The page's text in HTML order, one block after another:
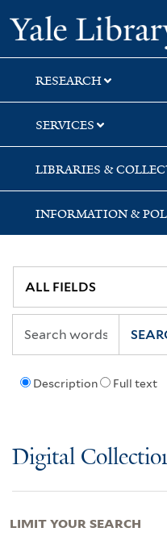
Skip
to
search
Skip
to
main
content
Skip
to
first
result
RESEARCH
SERVICES
LIBRARIES &
INFORMATION &
Description Full text
Digital
LIMIT YOUR SEARCH